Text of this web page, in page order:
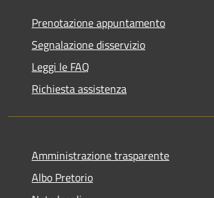
Prenotazione appuntamento
Segnalazione disservizio
Leggi le FAQ
Richiesta assistenza
Amministrazione trasparente
Albo Pretorio